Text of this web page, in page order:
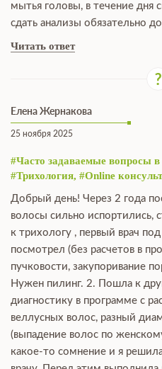
мытья головы, в течение дня
сдать анализы обязательно
Читать ответ
Елена Жернакова
25 ноября 2025
#Часто задаваемые
#Трихология, #Online
Добрый день! Через 2 года
волосы сильно
к трихологу , первый врач
посмотрел (без расчетов в
пучковости, закупоривание
Нужен пилинг. 2. Пошла к
диагностику в программе с
веллусных волос, разный
(выпадение волос по
какое-то сомнение и я